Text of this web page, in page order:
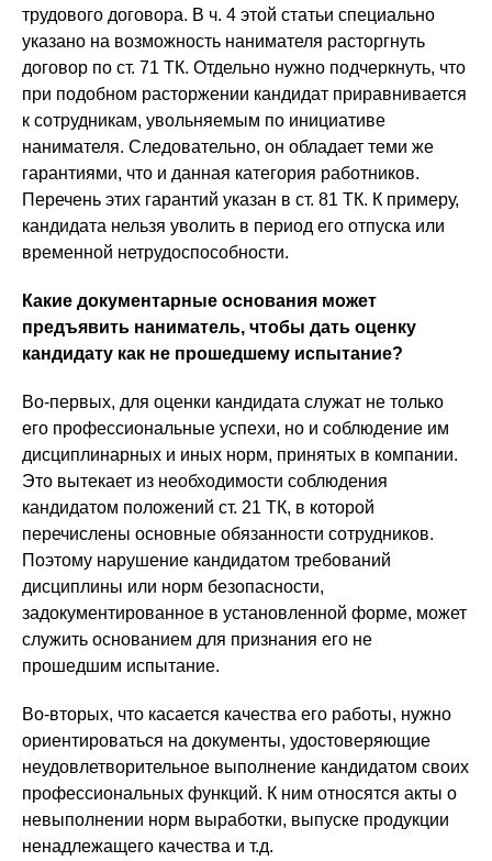
трудового договора. В ч. 4 этой статьи специально
указано на возможность нанимателя расторгнуть
договор по ст. 71 ТК. Отдельно нужно подчеркнуть, что
при подобном расторжении кандидат приравнивается
к сотрудникам, увольняемым по инициативе
нанимателя. Следовательно, он обладает теми же
гарантиями, что и данная категория работников.
Перечень этих гарантий указан в ст. 81 ТК. К примеру,
кандидата нельзя уволить в период его отпуска или
временной нетрудоспособности.
Какие документарные основания может
предъявить наниматель, чтобы дать оценку
кандидату как не прошедшему испытание?
Во-первых, для оценки кандидата служат не только
его профессиональные успехи, но и соблюдение им
дисциплинарных и иных норм, принятых в компании.
Это вытекает из необходимости соблюдения
кандидатом положений ст. 21 ТК, в которой
перечислены основные обязанности сотрудников.
Поэтому нарушение кандидатом требований
дисциплины или норм безопасности,
задокументированное в установленной форме, может
служить основанием для признания его не
прошедшим испытание.
Во-вторых, что касается качества его работы, нужно
ориентироваться на документы, удостоверяющие
неудовлетворительное выполнение кандидатом своих
профессиональных функций. К ним относятся акты о
невыполнении норм выработки, выпуске продукции
ненадлежащего качества и т.д.